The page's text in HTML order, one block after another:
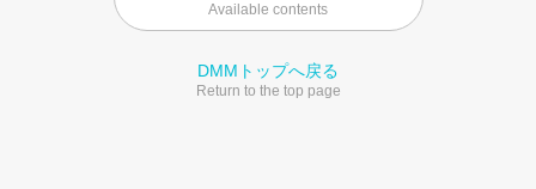
Available contents
DMMトップへ戻る
Return to the top page